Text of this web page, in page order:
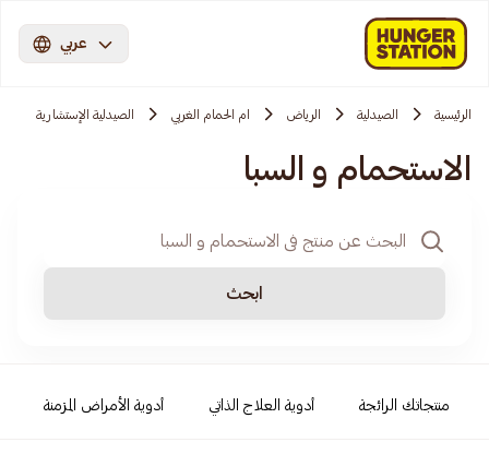
عربي
الرئيسية الصيدلية الرياض ام الحمام الغربي الصيدلية الإستشارية
الاستحمام و السبا
ابحث
منتجاتك الرائجة أدوية العلاج الذاتي أدوية الأمراض المزمنة